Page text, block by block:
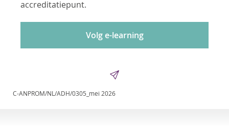
accreditatiepunt.
Volg e-learning
C-ANPROM/NL/ADH/0305_mei 2026